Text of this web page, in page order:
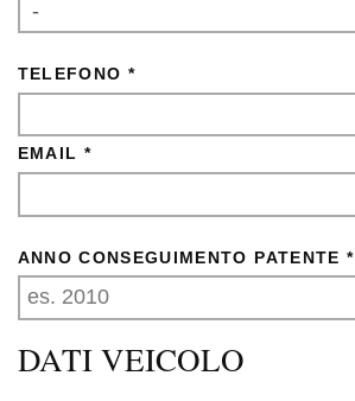
TELEFONO *
EMAIL *
ANNO CONSEGUIMENTO PATENTE *
DATI VEICOLO